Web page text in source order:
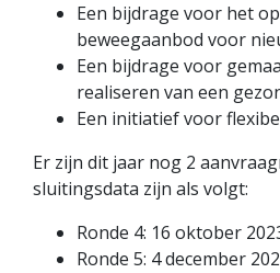
Een bijdrage voor het
beweegaanbod voor
Een bijdrage voor
realiseren van een
Een initiatief voor
Er zijn dit jaar nog 2
sluitingsdata zijn als volgt:
Ronde 4: 16 oktober
Ronde 5: 4 december